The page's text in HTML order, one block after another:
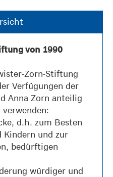
von 1990
Zorn-Stiftung
Verfügungen der
Anna Zorn anteilig
d.h. zum Besten
Kindern und zur
bedürftigen
würdiger und